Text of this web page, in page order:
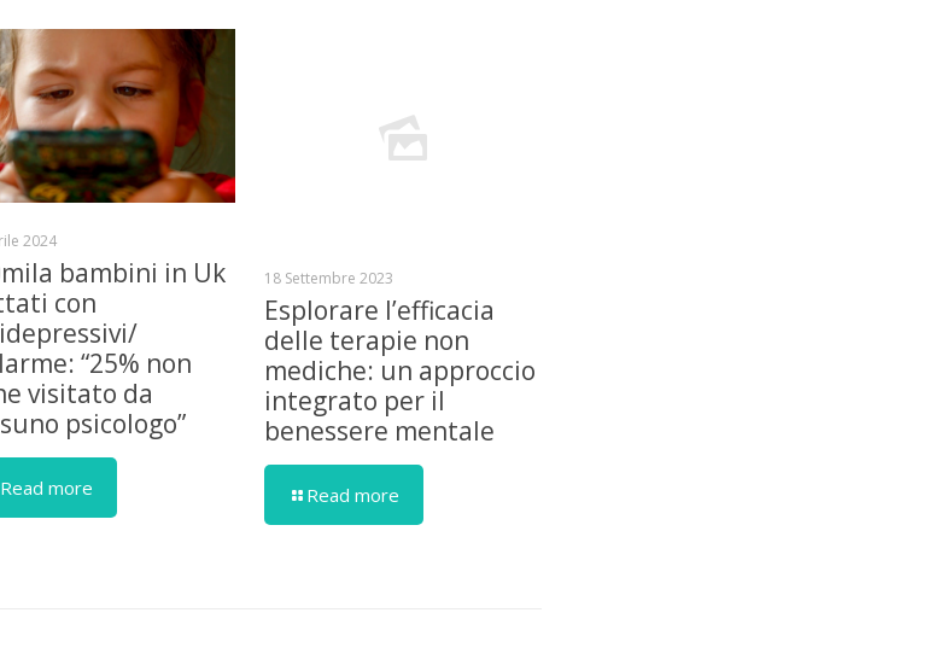
2024
bambini in Uk
con
“25% non
visitato da
psicologo”
Read more
18 Settembre 2023
Esplorare l’efficacia
delle terapie non
mediche: un approccio
integrato per il
benessere mentale
Read more